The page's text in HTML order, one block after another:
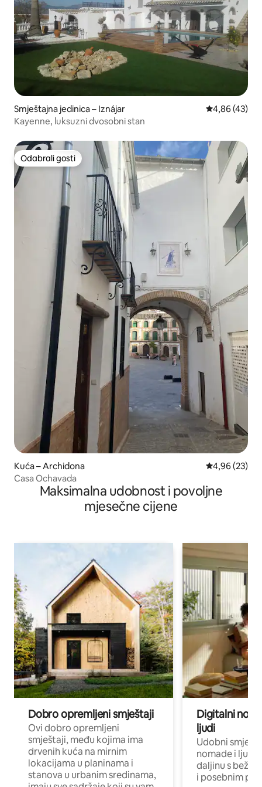
Smještajna jedinica – Iznájar Prosječna
4,86 (43)
Kayenne, luksuzni dvosobni stan
Odabrali gosti
Odabrali gosti
Kuća – Archidona Prosječna
4,96 (23)
Casa Ochavada
Maksimalna udobnost i povoljne
mjesečne cijene
Dobro opremljeni smještaji
Ovi dobro opremljeni
smještaji, među kojima ima
drvenih kuća na mirnim
lokacijama u planinama i
stanova u urbanim sredinama,
Digitalni
ljudi
Udobni
nomade i ljude
daljinu s
i posebnim